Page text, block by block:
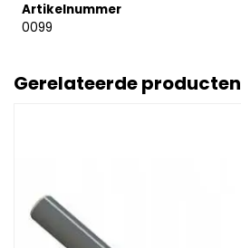
Artikelnummer
0099
Gerelateerde producten